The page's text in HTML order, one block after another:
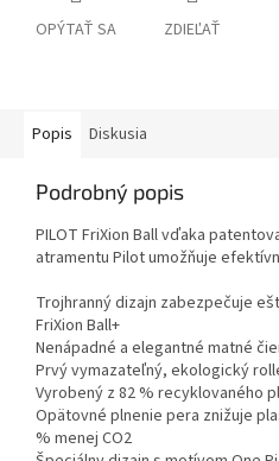
OPÝTAŤ SA ZDIEĽAŤ
Popis Diskusia
Podrobný popis
PILOT FriXion Ball vďaka
atramentu Pilot umožňuje
Trojhranný dizajn zabezpečuje
FriXion Ball+
Nenápadné a elegantné matné
Prvý vymazateľný, ekologický
Vyrobený z 82 % recyklovaného
Opätovné plnenie pera znižuje
% menej CO2